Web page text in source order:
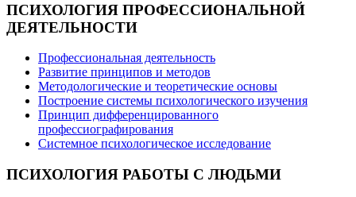
ПСИХОЛОГИЯ ПРОФЕССИОНАЛЬНОЙ
ДЕЯТЕЛЬНОСТИ
Профессиональная деятельность
Развитие принципов и методов
Методологические и теоретические основы
Построение системы психологического изучения
Принцип дифференцированного
профессиографирования
Системное психологическое исследование
ПСИХОЛОГИЯ РАБОТЫ С ЛЮДЬМИ